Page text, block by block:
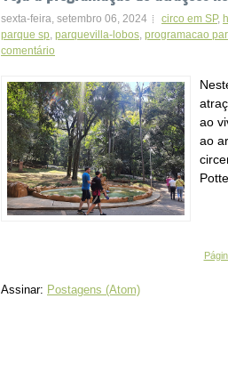
sexta-feira, setembro 06, 2024 circo em SP,
parque sp parquevilla-lobos programacao
comentário
ao
ao
Assinar: Postagens (Atom)